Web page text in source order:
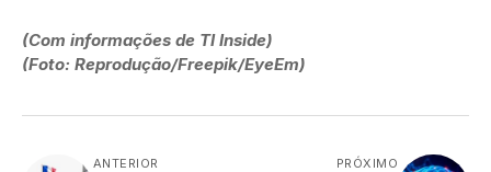
(Com informações de TI Inside)
(Foto: Reprodução/Freepik/EyeEm)
ANTERIOR PRÓXIMO